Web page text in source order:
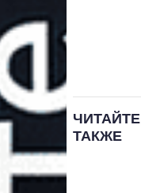
ЧИТАЙТЕ
ТАКЖЕ